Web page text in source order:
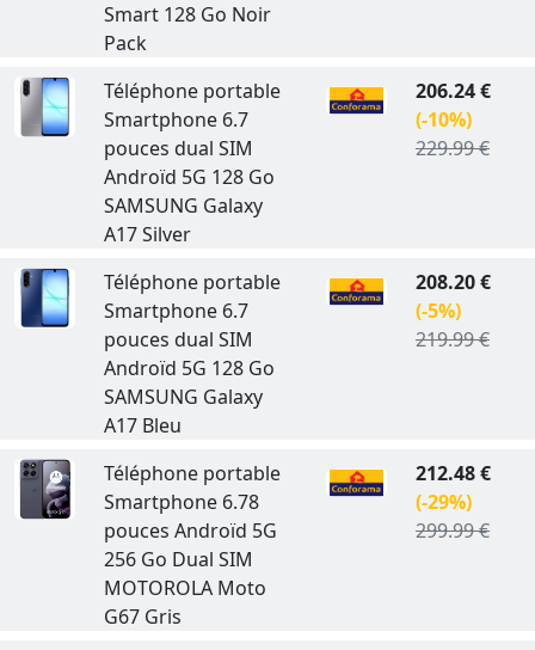
Smart 128 Go Noir
Pack
Téléphone portable
Smartphone 6.7
pouces dual SIM
Androïd 5G 128 Go
SAMSUNG Galaxy
A17 Silver
206.24 €
(-10%)
229.99 €
Téléphone portable
Smartphone 6.7
pouces dual SIM
Androïd 5G 128 Go
SAMSUNG Galaxy
A17 Bleu
208.20 €
(-5%)
219.99 €
Téléphone portable
Smartphone 6.78
pouces Androïd 5G
256 Go Dual SIM
MOTOROLA Moto
G67 Gris
212.48 €
(-29%)
299.99 €